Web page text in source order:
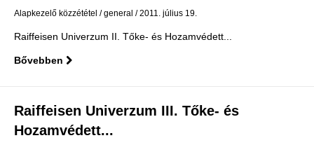
Alapkezelő közzététel general 2011. július 19.
Raiffeisen Univerzum II. Tőke- és Hozamvédett...
Bővebben
Raiffeisen Univerzum III. Tőke- és
Hozamvédett...